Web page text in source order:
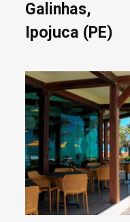
Galinhas,
Ipojuca (PE)